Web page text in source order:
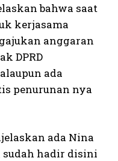
bahwa saat
kerjasama
anggaran
DPRD
ada
penurunan nya
ada Nina
sudah hadir disini